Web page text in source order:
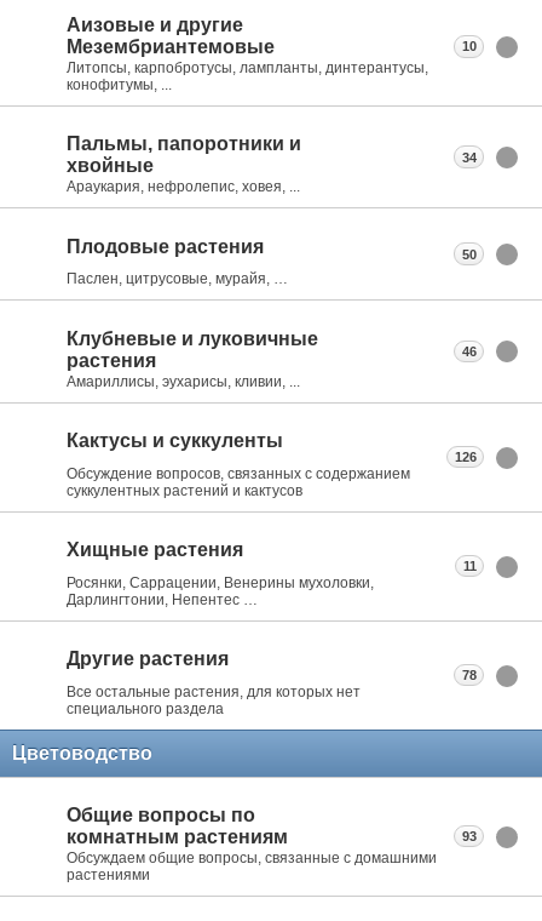
Аизовые и другие
Мезембриантемовые
Литопсы, карпобротусы, лампланты, динтерантусы,
конофитумы, ...
10
Пальмы, папоротники и
хвойные
Араукария, нефролепис, ховея, ...
34
Плодовые растения
Паслен, цитрусовые, мурайя, …
50
Клубневые и луковичные
растения
Амариллисы, эухарисы, кливии, ...
46
Кактусы и суккуленты
Обсуждение вопросов, связанных с содержанием
суккулентных растений и кактусов
126
Хищные растения
Росянки, Саррацении, Венерины мухоловки,
Дарлингтонии, Непентес …
11
Другие растения
Все остальные растения, для которых нет
специального раздела
78
Цветоводство
Общие вопросы по
комнатным растениям
Обсуждаем общие вопросы, связанные с домашними
растениями
93